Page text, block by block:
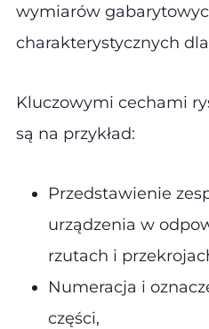
wymiarów
charakterystycznych
Kluczowymi cechami
są na przykład:
Przedstawienie
urządzenia w
rzutach i
Numeracja i
części,